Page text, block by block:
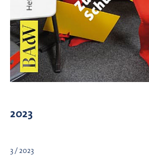
2023
3 / 2023